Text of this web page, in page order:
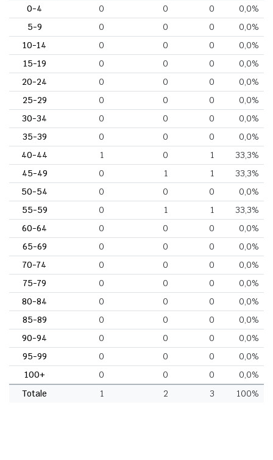
0-4
0 0 0
0,0%
5-9
0 0 0
0,0%
10-14
0 0 0
0,0%
15-19
0 0 0
0,0%
20-24
0 0 0
0,0%
25-29
0 0 0
0,0%
30-34
0 0 0
0,0%
35-39
0 0 0
0,0%
40-44
1 0 1
33,3%
45-49
0 1 1
33,3%
50-54
0 0 0
0,0%
55-59
0 1 1
33,3%
60-64
0 0 0
0,0%
65-69
0 0 0
0,0%
70-74
0 0 0
0,0%
75-79
0 0 0
0,0%
80-84
0 0 0
0,0%
85-89
0 0 0
0,0%
90-94
0 0 0
0,0%
95-99
0 0 0
0,0%
100+
0 0 0
0,0%
Totale
1 2 3 100%